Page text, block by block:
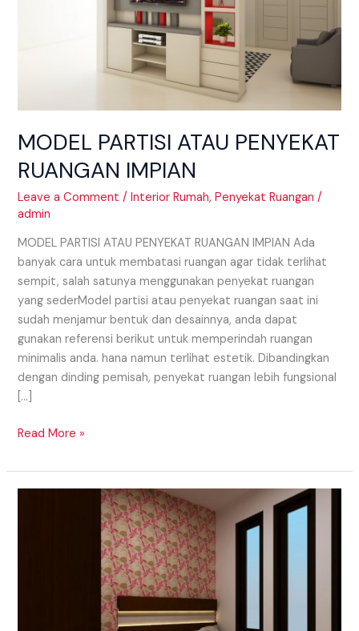
MODEL PARTISI ATAU PENYEKAT
RUANGAN IMPIAN
Leave a Comment /Interior Rumah,Penyekat Ruangan /
admin
MODEL PARTISI ATAU PENYEKAT RUANGAN IMPIAN Ada
banyak cara untuk membatasi ruangan agar tidak terlihat
sempit, salah satunya menggunakan penyekat ruangan
yang sederModel partisi atau penyekat ruangan saat ini
sudah menjamur bentuk dan desainnya, anda dapat
gunakan referensi berikut untuk memperindah ruangan
minimalis anda. hana namun terlihat estetik. Dibandingkan
dengan dinding pemisah, penyekat ruangan lebih fungsional
[…]
Read More »